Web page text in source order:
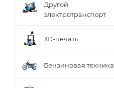
Другой
электротранспорт
3D-печать
Бензиновая техника